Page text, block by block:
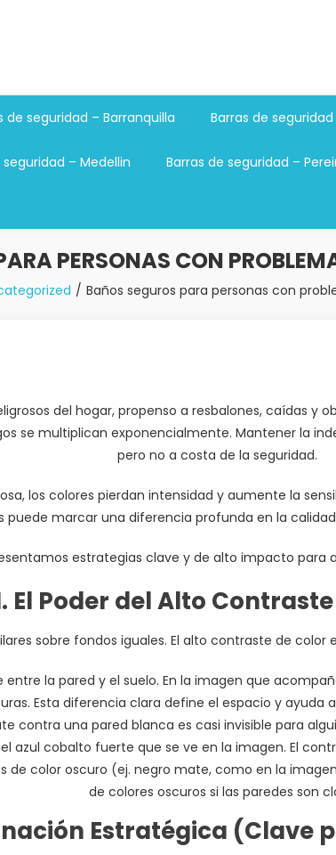
de seguridad – Barranquilla Barras de
seguridad – Medellin Barras de seguridad –
PERSONAS CON
Baños seguros para personas con
del hogar, propenso a resbalones, caídas y
se multiplican exponencialmente. Mantener la
pero no a costa de la seguridad.
los colores pierdan intensidad y aumente la
puede marcar una diferencia profunda en la
estrategias clave y de alto impacto para
El Poder del Alto
sobre fondos iguales. El alto contraste de
la pared y el suelo. En la imagen que
Esta diferencia clara define el espacio y ayuda
contra una pared blanca es casi invisible para
azul cobalto fuerte que se ve en la imagen. El
de color oscuro (ej. negro mate, como en la
de colores oscuros si las paredes son
Estratégica (Clave